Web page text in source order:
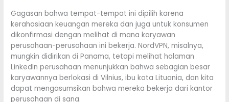
Gagasan bahwa tempat-tempat ini dipilih karena
kerahasiaan keuangan mereka dan juga untuk konsumen
dikonfirmasi dengan melihat di mana karyawan
perusahaan-perusahaan ini bekerja. NordVPN, misalnya,
mungkin didirikan di Panama, tetapi melihat halaman
LinkedIn perusahaan menunjukkan bahwa sebagian besar
karyawannya berlokasi di Vilnius, ibu kota Lituania, dan kita
dapat mengasumsikan bahwa mereka bekerja dari kantor
perusahaan di sana.